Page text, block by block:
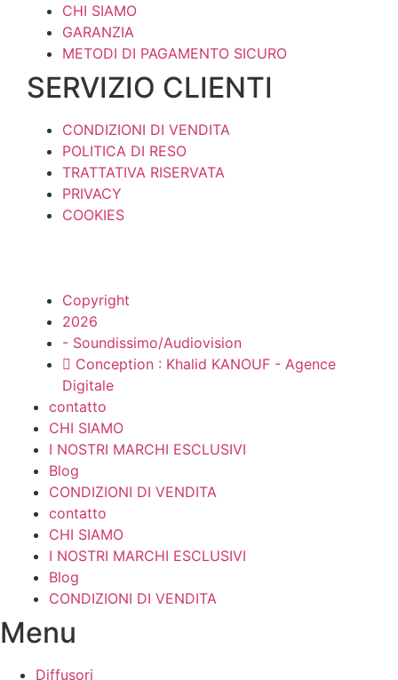
CHI SIAMO
GARANZIA
METODI DI PAGAMENTO SICURO
SERVIZIO CLIENTI
CONDIZIONI DI VENDITA
POLITICA DI RESO
TRATTATIVA RISERVATA
PRIVACY
COOKIES
Copyright
2026
- Soundissimo/Audiovision
Conception : Khalid KANOUF - Agence
Digitale
contatto
CHI SIAMO
I NOSTRI MARCHI ESCLUSIVI
Blog
CONDIZIONI DI VENDITA
contatto
CHI SIAMO
I NOSTRI MARCHI ESCLUSIVI
Blog
CONDIZIONI DI VENDITA
Menu
Diffusori